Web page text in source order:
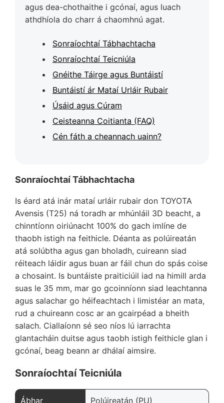
agus dea-chothaithe i gcónaí, agus luach
athdhíola do charr á chaomhnú agat.
Sonraíochtaí Tábhachtacha
Sonraíochtaí Teicniúla
Gnéithe Táirge agus Buntáistí
Buntáistí ár Mataí Urláir Rubair
Úsáid agus Cúram
Ceisteanna Coitianta (FAQ)
Cén fáth a cheannach uainn?
Sonraíochtaí Tábhachtacha
Is éard atá inár mataí urláir rubair don TOYOTA
Avensis (T25) ná toradh ar mhúnláil 3D beacht, a
chinntíonn oiriúnacht 100% do gach imlíne de
thaobh istigh na feithicle. Déanta as polúireatán
atá solúbtha agus gan bholadh, cuireann siad
réiteach láidir agus buan ar fáil chun do spás coise
a chosaint. Is buntáiste praiticiúil iad na himill arda
suas le 35 mm, mar go gcoinníonn siad leachtanna
agus salachar go héifeachtach i limistéar an mata,
rud a chuireann cosc ar an gcairpéad a bheith
salach. Ciallaíonn sé seo níos lú iarrachta
glantacháin duitse agus taobh istigh feithicle glan i
gcónaí, beag beann ar dhálaí aimsire.
Sonraíochtaí Teicniúla
Ábhar Polúireatán (PU)